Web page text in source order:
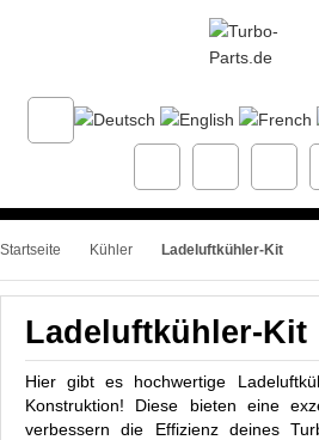
Startseite Kühler Ladeluftkühler-Kit
Ladeluftkühler-Kit
Hier gibt es hochwertige
Konstruktion! Diese bieten eine
verbessern die Effizienz deines